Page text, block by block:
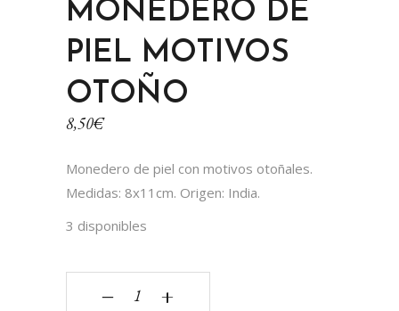
MONEDERO DE
PIEL MOTIVOS
OTOÑO
8,50€
Monedero de piel con motivos otoñales.
Medidas: 8x11cm. Origen: India.
3 disponibles
Monedero de piel motivos otoño quantity
‒ +